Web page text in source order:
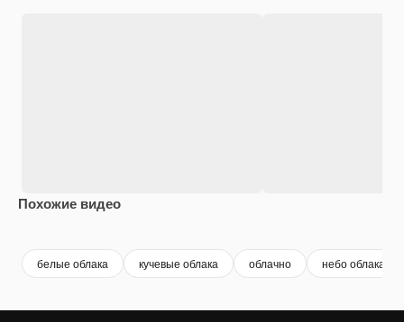
Похожие видео
белые облака кучевые облака облачно небо облака